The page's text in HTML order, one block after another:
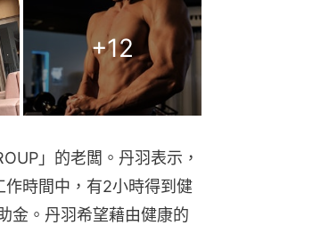
+12
」的老闆。丹羽表示，
時間中，有2小時得到健
金。丹羽希望藉由健康的